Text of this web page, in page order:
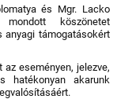
és Mgr. Lacko
mondott köszönetet
támogatásokért
eseményen, jelezve,
akarunk